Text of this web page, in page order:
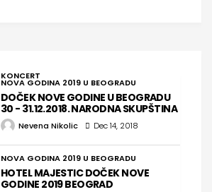
KONCERT
NOVA GODINA 2019 U BEOGRADU
DOČEK NOVE GODINE U BEOGRADU
30 - 31.12.2018. NARODNA SKUPŠTINA
Nevena Nikolic Dec 14, 2018
NOVA GODINA 2019 U BEOGRADU
HOTEL MAJESTIC DOČEK NOVE
GODINE 2019 BEOGRAD